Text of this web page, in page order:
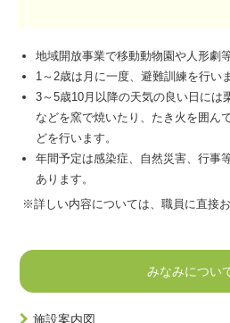
地域開放事業で移動動物園や人形劇
1～2歳は月に一度、避難訓練を行い
3～5歳10月以降の天気の良い日には
などを窯で焼いたり、たき火を囲ん
どを行います。
年間予定は感染症、自然災害、行事
あります。
※詳しい内容については、職員に直接お
みなみについ
施設案内図